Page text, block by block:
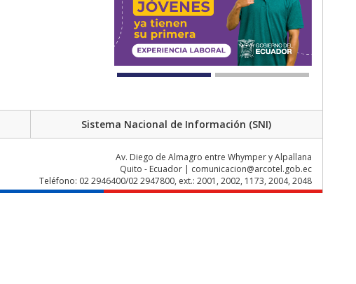
Sistema Nacional de Información (SNI)
Av. Diego de Almagro entre Whymper y Alpallana
Quito - Ecuador | comunicacion@arcotel.gob.ec
Teléfono: 02 2946400/02 2947800, ext.: 2001, 2002, 1173, 2004, 2048